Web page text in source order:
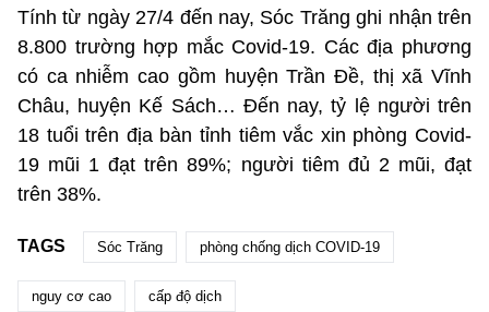
Tính từ ngày 27/4 đến nay, Sóc Trăng ghi nhận trên
8.800 trường hợp mắc Covid-19. Các địa phương
có ca nhiễm cao gồm huyện Trần Đề, thị xã Vĩnh
Châu, huyện Kế Sách… Đến nay, tỷ lệ người trên
18 tuổi trên địa bàn tỉnh tiêm vắc xin phòng Covid-
19 mũi 1 đạt trên 89%; người tiêm đủ 2 mũi, đạt
trên 38%.
TAGS Sóc Trăng phòng chống dịch COVID-19
nguy cơ cao cấp độ dịch